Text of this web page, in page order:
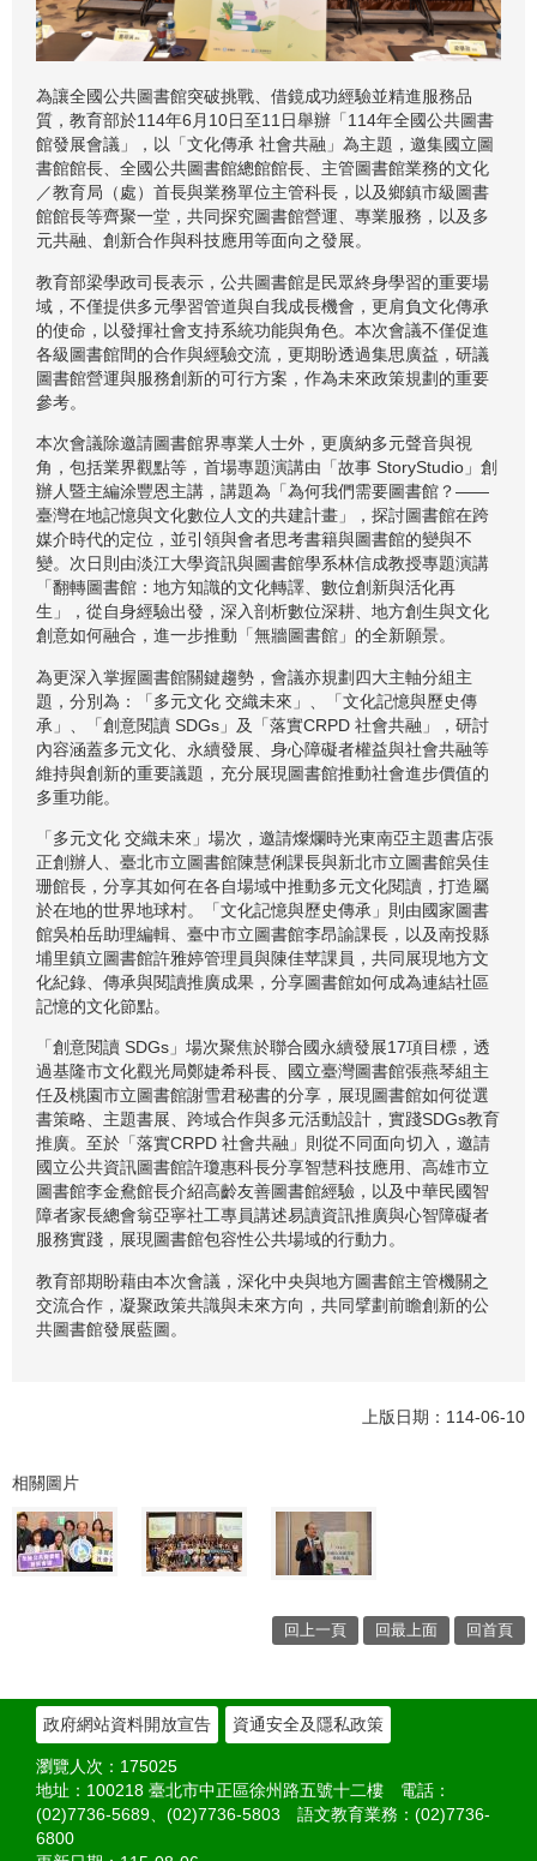
為讓全國公共圖書館突破挑戰、借鏡成功經驗並精進服務品
質，教育部於114年6月10日至11日舉辦「114年全國公共圖書
館發展會議」，以「文化傳承 社會共融」為主題，邀集國立圖
書館館長、全國公共圖書館總館館長、主管圖書館業務的文化
／教育局（處）首長與業務單位主管科長，以及鄉鎮市級圖書
館館長等齊聚一堂，共同探究圖書館營運、專業服務，以及多
元共融、創新合作與科技應用等面向之發展。
教育部梁學政司長表示，公共圖書館是民眾終身學習的重要場
域，不僅提供多元學習管道與自我成長機會，更肩負文化傳承
的使命，以發揮社會支持系統功能與角色。本次會議不僅促進
各級圖書館間的合作與經驗交流，更期盼透過集思廣益，研議
圖書館營運與服務創新的可行方案，作為未來政策規劃的重要
參考。
本次會議除邀請圖書館界專業人士外，更廣納多元聲音與視
角，包括業界觀點等，首場專題演講由「故事 StoryStudio」創
辦人暨主編涂豐恩主講，講題為「為何我們需要圖書館？——
臺灣在地記憶與文化數位人文的共建計畫」，探討圖書館在跨
媒介時代的定位，並引領與會者思考書籍與圖書館的變與不
變。次日則由淡江大學資訊與圖書館學系林信成教授專題演講
「翻轉圖書館：地方知識的文化轉譯、數位創新與活化再
生」，從自身經驗出發，深入剖析數位深耕、地方創生與文化
創意如何融合，進一步推動「無牆圖書館」的全新願景。
為更深入掌握圖書館關鍵趨勢，會議亦規劃四大主軸分組主
題，分別為：「多元文化 交織未來」、「文化記憶與歷史傳
承」、「創意閱讀 SDGs」及「落實CRPD 社會共融」，研討
內容涵蓋多元文化、永續發展、身心障礙者權益與社會共融等
維持與創新的重要議題，充分展現圖書館推動社會進步價值的
多重功能。
「多元文化 交織未來」場次，邀請燦爛時光東南亞主題書店張
正創辦人、臺北市立圖書館陳慧俐課長與新北市立圖書館吳佳
珊館長，分享其如何在各自場域中推動多元文化閱讀，打造屬
於在地的世界地球村。「文化記憶與歷史傳承」則由國家圖書
館吳柏岳助理編輯、臺中市立圖書館李昂諭課長，以及南投縣
埔里鎮立圖書館許雅婷管理員與陳佳苹課員，共同展現地方文
化紀錄、傳承與閱讀推廣成果，分享圖書館如何成為連結社區
記憶的文化節點。
「創意閱讀 SDGs」場次聚焦於聯合國永續發展17項目標，透
過基隆市文化觀光局鄭婕希科長、國立臺灣圖書館張燕琴組主
任及桃園市立圖書館謝雪君秘書的分享，展現圖書館如何從選
書策略、主題書展、跨域合作與多元活動設計，實踐SDGs教育
推廣。至於「落實CRPD 社會共融」則從不同面向切入，邀請
國立公共資訊圖書館許瓊惠科長分享智慧科技應用、高雄市立
圖書館李金鴦館長介紹高齡友善圖書館經驗，以及中華民國智
障者家長總會翁亞寧社工專員講述易讀資訊推廣與心智障礙者
服務實踐，展現圖書館包容性公共場域的行動力。
教育部期盼藉由本次會議，深化中央與地方圖書館主管機關之
交流合作，凝聚政策共識與未來方向，共同擘劃前瞻創新的公
共圖書館發展藍圖。
上版日期：114-06-10
相關圖片
回上一頁 回最上面 回首頁
政府網站資料開放宣告 資通安全及隱私政策
瀏覽人次： 175025
地址：100218 臺北市中正區徐州路五號十二樓 電話：
(02)7736-5689、(02)7736-5803 語文教育業務：(02)7736-
6800